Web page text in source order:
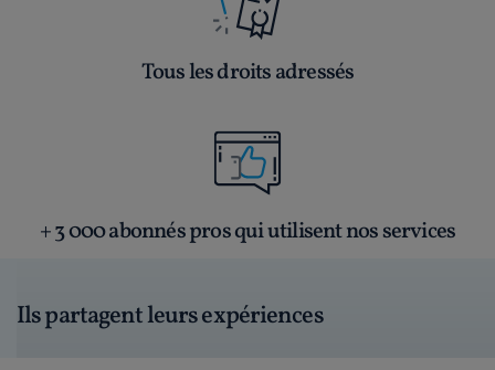
Tous les droits adressés
+ 3 000 abonnés pros qui utilisent nos services
Ils partagent leurs expériences